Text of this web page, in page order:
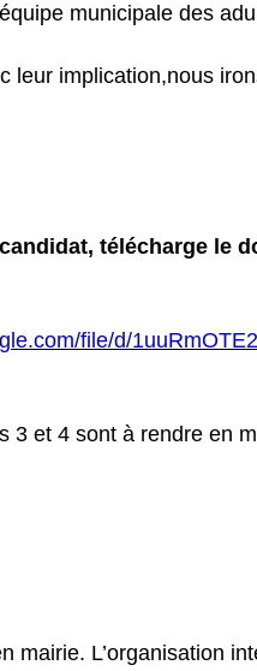
municipale des
leur implication,nous
télécharge le
file/d/
3 et 4 sont à rendre en
mairie. L’organisation